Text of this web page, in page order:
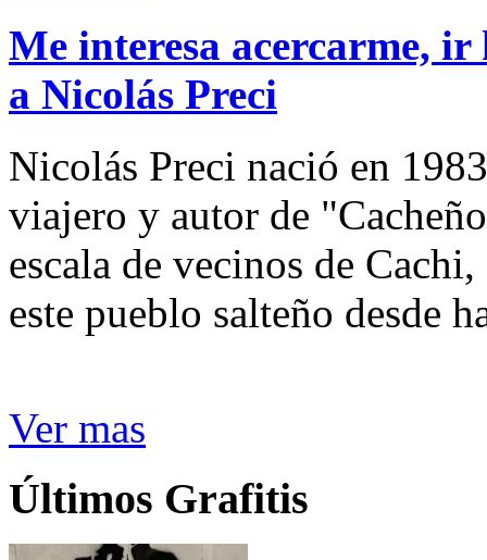
Me interesa acercarme,
a Nicolás Preci
Nicolás Preci nació en
viajero y autor de
escala de vecinos de
este pueblo salteño desde
Ver mas
Últimos Grafitis